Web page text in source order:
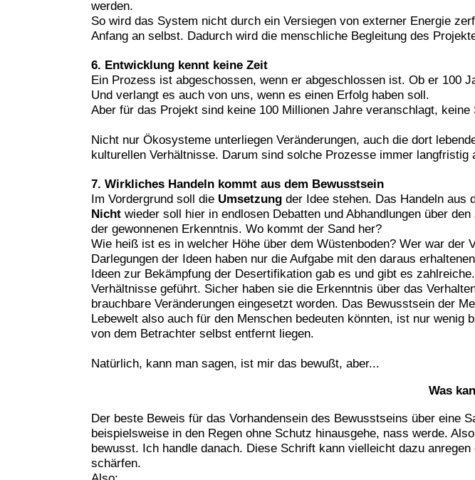
werden.
So wird das System nicht durch ein Versiegen von externer Energie
Anfang an selbst. Dadurch wird die menschliche Begleitung des
6. Entwicklung kennt keine Zeit
Ein Prozess ist abgeschossen, wenn er abgeschlossen ist. Ob er 100
Und verlangt es auch von uns, wenn es einen Erfolg haben soll.
Aber für das Projekt sind keine 100 Millionen Jahre veranschlagt, keine
Nicht nur Ökosysteme unterliegen Veränderungen, auch die dort
kulturellen Verhältnisse. Darum sind solche Prozesse immer
7. Wirkliches Handeln kommt aus dem Bewusstsein
Im Vordergrund soll die Umsetzung der Idee stehen. Das Handeln aus
Nicht wieder soll hier in endlosen Debatten und Abhandlungen über
der gewonnenen Erkenntnis. Wo kommt der Sand her?
Wie heiß ist es in welcher Höhe über dem Wüstenboden? Wer war der
Darlegungen der Ideen haben nur die Aufgabe mit den daraus
Ideen zur Bekämpfung der Desertifikation gab es und gibt es
Verhältnisse geführt. Sicher haben sie die Erkenntnis über das
brauchbare Veränderungen eingesetzt worden. Das Bewusstsein der
Lebewelt also auch für den Menschen bedeuten könnten, ist nur
von dem Betrachter selbst entfernt liegen.
Natürlich, kann man sagen, ist mir das bewußt, aber...
Was
Der beste Beweis für das Vorhandensein des Bewusstseins über eine
beispielsweise in den Regen ohne Schutz hinausgehe, nass werde.
bewusst. Ich handle danach. Diese Schrift kann vielleicht dazu
schärfen.